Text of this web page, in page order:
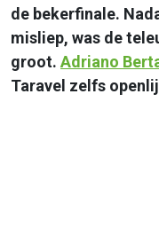
de bekerfinale.
misliep, was de
groot. Adriano
Taravel zelfs